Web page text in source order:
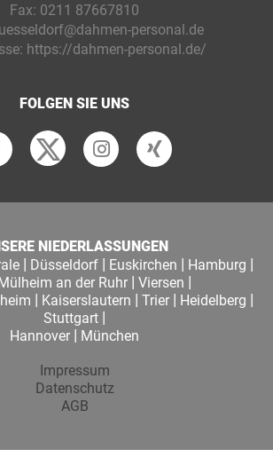
Fax: 0211 87667810
personal.de
https://dahmen-personal.de/
FOLGEN SIE UNS
NIEDERLASSUNGEN
| Düsseldorf| Euskirchen | Hamburg |
an der Ruhr| Viersen |
| Kaiserslautern | Trier | Heidelberg |
Stuttgart |
Hannover | München
Impressum
Datenschutz
AGB